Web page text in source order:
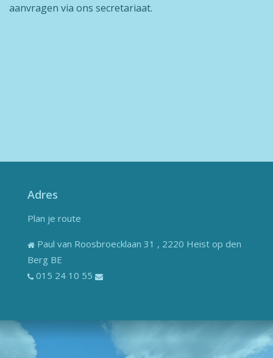
aanvragen via ons secretariaat.
Adres
Plan je route
Paul van Roosbroecklaan 31 , 2220 Heist op den
Berg BE
015 24 10 55